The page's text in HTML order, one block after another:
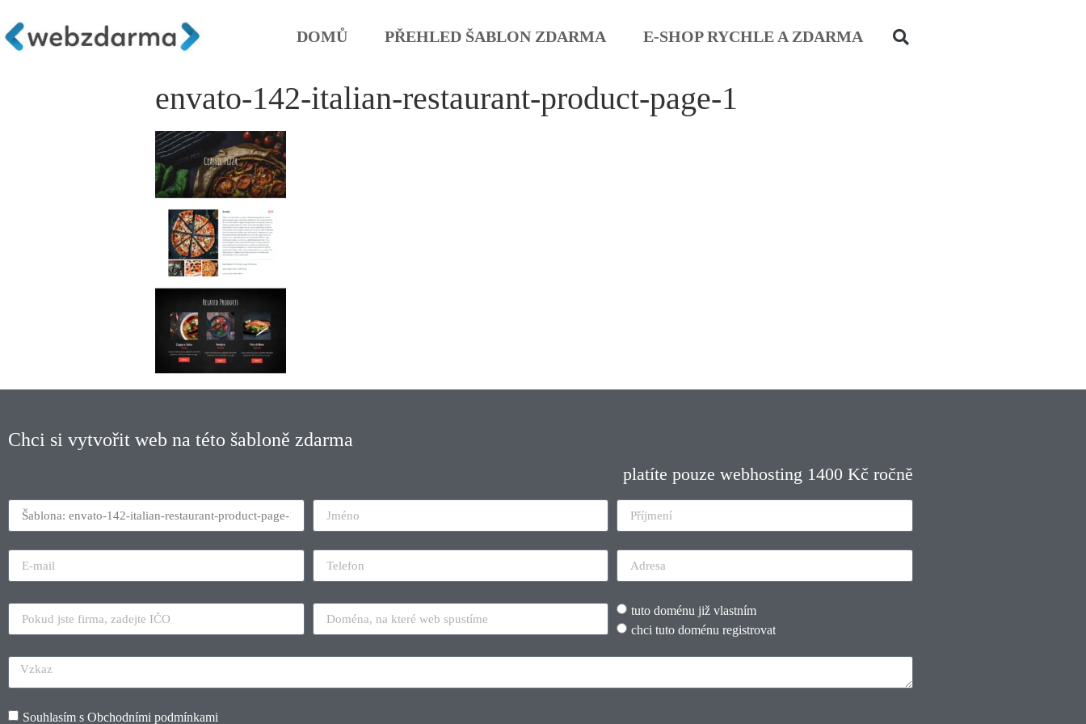
DOMŮ PŘEHLED ŠABLON ZDARMA E-SHOP RYCHLE A ZDARMA
envato-142-italian-restaurant-product-page-1
Chci si vytvořit web na této šabloně zdarma
platíte pouze webhosting 1400 Kč ročně
tuto doménu již vlastním
chci tuto doménu registrovat
Souhlasím s Obchodními podmínkami